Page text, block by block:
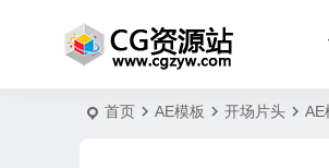
首页 AE模板 开场片头 AE